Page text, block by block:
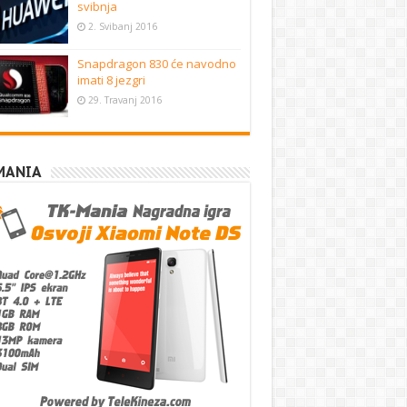
svibnja
2. Svibanj 2016
Snapdragon 830 će navodno
imati 8 jezgri
29. Travanj 2016